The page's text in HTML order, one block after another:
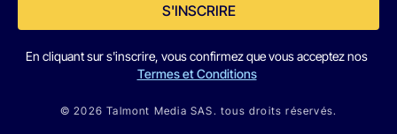
S'INSCRIRE
En cliquant sur s'inscrire, vous confirmez que vous acceptez nos
Termes et Conditions
© 2026 Talmont Media SAS. tous droits réservés.